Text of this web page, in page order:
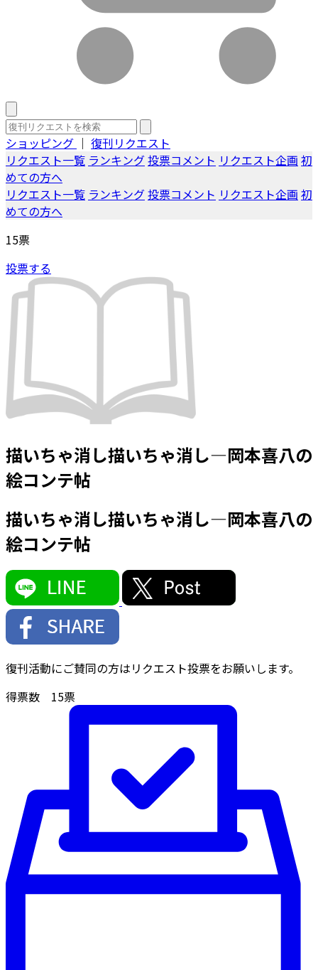
ショッピング ｜ 復刊リクエスト
リクエスト一覧 ランキング投票コメント リクエスト企画 初
めての方へ
リクエスト一覧 ランキング投票コメント リクエスト企画 初
めての方へ
15票
投票する
描いちゃ消し描いちゃ消し―岡本喜八の
絵コンテ帖
描いちゃ消し描いちゃ消し―岡本喜八の
絵コンテ帖
復刊活動にご賛同の方はリクエスト投票をお願いします。
得票数 15票